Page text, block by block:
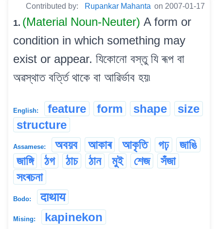
Contributed by: Rupankar Mahanta on 2007-01-17
1. (Material Noun-Neuter) A form or
condition in which something may
exist or appear. যিকোনো বস্তু যি ৰূপ বা
অৱস্থাত বৰ্ত্তি থাকে বা আৱিৰ্ভাব হয়৷
English: feature form shape
size
structure
Assamese: অবয়ব আকাৰ আকৃতি গঢ়
জাঙি
জাঙ্গি
ঠগ ঠাচ ঠান মুই শেজ
সঁজা
সংৰচনা
Bodo: दाथाय
Mising: kapinekon